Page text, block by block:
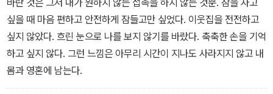
싶을 때 마음 편하고 안전하게 잠들고만 싶었다. 이웃집을 전전하고
싶지 않았다. 흐린 눈으로 나를 보지 않기를 바랐다. 축축한 손을 기억
하고 싶지 않다. 그런 느낌은 아무리 시간이 지나도 사라지지 않고 내
몸과 영혼에 남는다.